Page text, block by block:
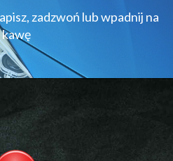
zadzwoń lub wpadnij na
kawę